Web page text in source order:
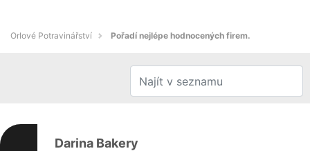
Orlové Potravinářství Pořadí nejlépe hodnocených firem.
Darina Bakery